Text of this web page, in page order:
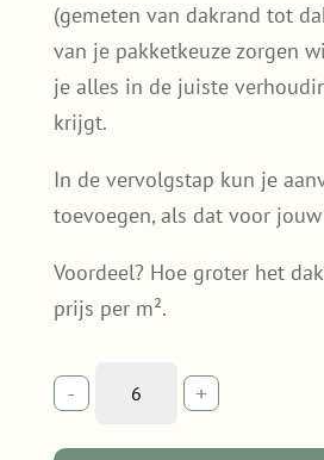
(gemeten van dakrand tot
van je pakketkeuze zorgen
je alles in de juiste
krijgt.
In de vervolgstap kun je
toevoegen, als dat voor
Voordeel? Hoe groter het
prijs per m².
-
SedumPluspakket
zonder
+